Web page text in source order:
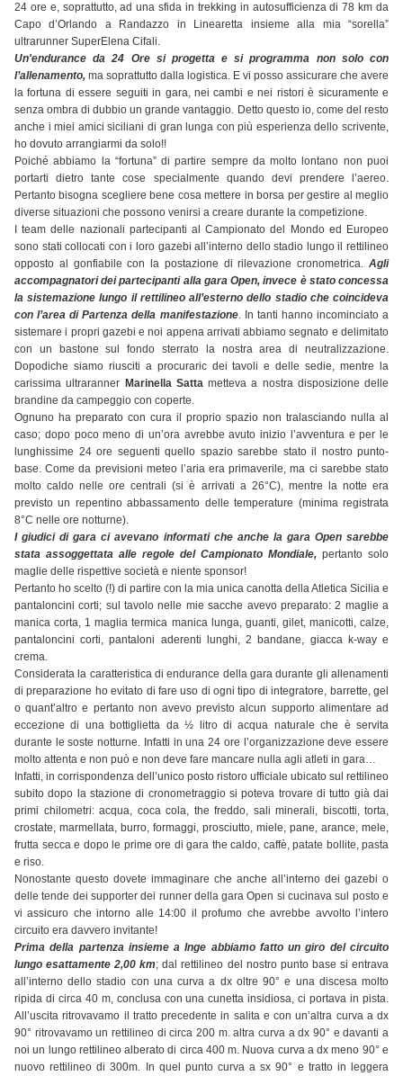
24 ore e, soprattutto, ad una sfida in trekking in autosufficienza di 78 km da
Capo d’Orlando a Randazzo in Linearetta insieme alla mia “sorella”
ultrarunner SuperElena Cifali.
Un'endurance da 24 Ore si progetta e si programma non solo con
l’allenamento, ma soprattutto dalla logistica. E vi posso assicurare che avere
la fortuna di essere seguiti in gara, nei cambi e nei ristori è sicuramente e
senza ombra di dubbio un grande vantaggio. Detto questo io, come del resto
anche i miei amici siciliani di gran lunga con più esperienza dello scrivente,
ho dovuto arrangiarmi da solo!!
Poiché abbiamo la “fortuna” di partire sempre da molto lontano non puoi
portarti dietro tante cose specialmente quando devi prendere l’aereo.
Pertanto bisogna scegliere bene cosa mettere in borsa per gestire al meglio
diverse situazioni che possono venirsi a creare durante la competizione.
I team delle nazionali partecipanti al Campionato del Mondo ed Europeo
sono stati collocati con i loro gazebi all’interno dello stadio lungo il rettilineo
opposto al gonfiabile con la postazione di rilevazione cronometrica. Agli
accompagnatori dei partecipanti alla gara Open, invece è stato concessa
la sistemazione lungo il rettilineo all’esterno dello stadio che coincideva
con l’area di Partenza della manifestazione. In tanti hanno incominciato a
sistemare i propri gazebi e noi appena arrivati abbiamo segnato e delimitato
con un bastone sul fondo sterrato la nostra area di neutralizzazione.
Dopodiche siamo riusciti a procuraric dei tavoli e delle sedie, mentre la
carissima ultraranner Marinella Sattametteva a nostra disposizione delle
brandine da campeggio con coperte.
Ognuno ha preparato con cura il proprio spazio non tralasciando nulla al
caso; dopo poco meno di un’ora avrebbe avuto inizio l’avventura e per le
lunghissime 24 ore seguenti quello spazio sarebbe stato il nostro punto-
base. Come da previsioni meteo l’aria era primaverile, ma ci sarebbe stato
molto caldo nelle ore centrali (si è arrivati a 26°C), mentre la notte era
previsto un repentino abbassamento delle temperature (minima registrata
8°C nelle ore notturne).
I giudici di gara ci avevano informati che anche la gara Open sarebbe
stata assoggettata alle regole del Campionato Mondiale, pertanto solo
maglie delle rispettive società e niente sponsor!
Pertanto ho scelto (!) di partire con la mia unica canotta della Atletica Sicilia e
pantaloncini corti; sul tavolo nelle mie sacche avevo preparato: 2 maglie a
manica corta, 1 maglia termica manica lunga, guanti, gilet, manicotti, calze,
pantaloncini corti, pantaloni aderenti lunghi, 2 bandane, giacca k-way e
crema.
Considerata la caratteristica di endurance della gara durante gli allenamenti
di preparazione ho evitato di fare uso di ogni tipo di integratore, barrette, gel
o quant’altro e pertanto non avevo previsto alcun supporto alimentare ad
eccezione di una bottiglietta da ½ litro di acqua naturale che è servita
durante le soste notturne. Infatti in una 24 ore l’organizzazione deve essere
molto attenta e non può e non deve fare mancare nulla agli atleti in gara…
Infatti, in corrispondenza dell’unico posto ristoro ufficiale ubicato sul rettilineo
subito dopo la stazione di cronometraggio si poteva trovare di tutto già dai
primi chilometri: acqua, coca cola, the freddo, sali minerali, biscotti, torta,
crostate, marmellata, burro, formaggi, prosciutto, miele, pane, arance, mele,
frutta secca e dopo le prime ore di gara the caldo, caffè, patate bollite, pasta
e riso.
Nonostante questo dovete immaginare che anche all’interno dei gazebi o
delle tende dei supporter dei runner della gara Open si cucinava sul posto e
vi assicuro che intorno alle 14:00 il profumo che avrebbe avvolto l’intero
circuito era davvero invitante!
Prima della partenza insieme a Inge abbiamo fatto un giro del circuito
lungo esattamente 2,00 km; dal rettilineo del nostro punto base si entrava
all’interno dello stadio con una curva a dx oltre 90° e una discesa molto
ripida di circa 40 m, conclusa con una cunetta insidiosa, ci portava in pista.
All’uscita ritrovavamo il tratto precedente in salita e con un’altra curva a dx
90° ritrovavamo un rettilineo di circa 200 m. altra curva a dx 90° e davanti a
noi un lungo rettilineo alberato di circa 400 m. Nuova curva a dx meno 90° e
nuovo rettilineo di 300m. In quel punto curva a sx 90° e tratto in leggera